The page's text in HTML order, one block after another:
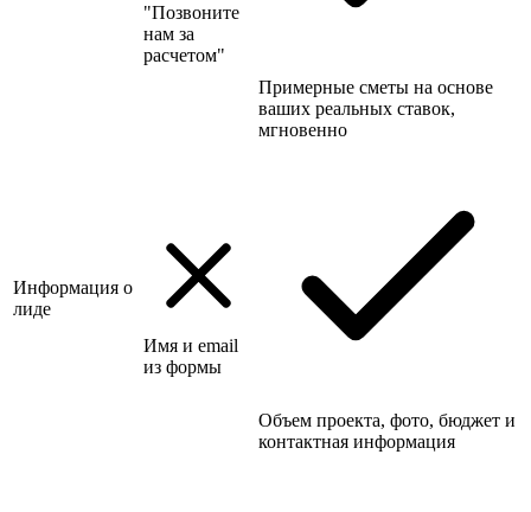
"Позвоните
нам за
расчетом"
Примерные сметы на основе
ваших реальных ставок,
мгновенно
Информация о
лиде
Имя и email
из формы
Объем проекта, фото, бюджет и
контактная информация